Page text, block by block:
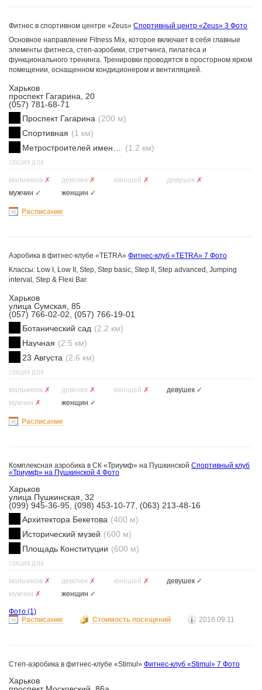
Фитнес в спортивном центре «Zeus» Спортивный центр «Zeus» 3 Фото
Основное направление Fitness Mix, которое включает в себя главные
элементы фитнеса, степ-аэробики, стретчинга, пилатеса и
функционального тренинга. Тренировки проводятся в просторном ярком
помещении, оснащенном кондиционером и вентиляцией.
Харьков
проспект Гагарина, 20
(057) 781-68-71
Проспект Гагарина (200 м)
Спортивная (1 км)
(1.2 км)
СЕКЦИЯ ДЛЯ
мальчиков ✗ девочек ✗ юношей ✗ девушек ✗
мужчин ✓ женщин ✓
Расписание
Аэробика в фитнес-клубе «TETRA» Фитнес-клуб «TETRA» 7 Фото
Классы: Low I, Low II, Step, Step basic, Step II, Step advanced, Jumping
interval, Step & Flexi Bar.
Харьков
улица Сумская, 85
(057) 766-02-02, (057) 766-19-01
Ботанический сад (2.2 км)
Научная (2.5 км)
23 Августа (2.6 км)
СЕКЦИЯ ДЛЯ
мальчиков ✗ девочек ✗ юношей ✗ девушек ✓
мужчин ✗ женщин ✓
Расписание
Комплексная аэробика в СК «Триумф» на Пушкинской Спортивный клуб
«Триумф» на Пушкинской 4 Фото
Харьков
улица Пушкинская, 32
(099) 945-36-95, (098) 453-10-77, (063) 213-48-16
Архитектора Бекетова (400 м)
Исторический музей (600 м)
Площадь Конституции (600 м)
СЕКЦИЯ ДЛЯ
мальчиков ✗ девочек ✗ юношей ✗ девушек ✓
мужчин ✗ женщин ✓
Фото (1)
Расписание
Стоимость посещений 2016.09.11
Степ-аэробика в фитнес-клубе «Stimul» Фитнес-клуб «Stimul» 7 Фото
Харьков